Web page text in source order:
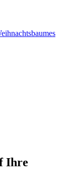
Ihre